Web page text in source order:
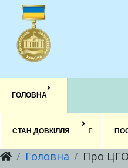
ГОЛОВНА
СТАН ДОВКІЛЛЯ
Головна Про ЦГО